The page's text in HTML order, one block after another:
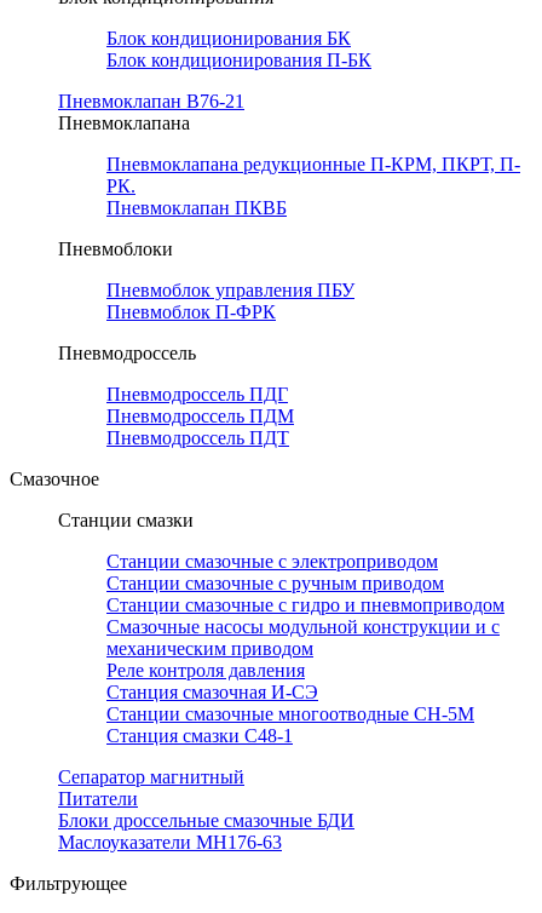
Блок кондиционирования БК
Блок кондиционирования П-БК
Пневмоклапан В76-21
Пневмоклапана
Пневмоклапана редукционные П-КРМ, ПКРТ, П-
РК.
Пневмоклапан ПКВБ
Пневмоблоки
Пневмоблок управления ПБУ
Пневмоблок П-ФРК
Пневмодроссель
Пневмодроссель ПДГ
Пневмодроссель ПДМ
Пневмодроссель ПДТ
Смазочное
Станции смазки
Станции смазочные с электроприводом
Станции смазочные с ручным приводом
Станции смазочные с гидро и пневмоприводом
Смазочные насосы модульной конструкции и с
механическим приводом
Реле контроля давления
Станция смазочная И-СЭ
Станции смазочные многоотводные СН-5М
Станция смазки С48-1
Сепаратор магнитный
Питатели
Блоки дроссельные смазочные БДИ
Маслоуказатели МН176-63
Фильтрующее